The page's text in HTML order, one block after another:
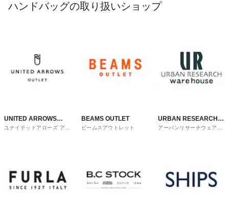
ハンドバッグの取り扱いショップ
UNITED ARROWS
OUTLET
ユナイテッドアローズ アウ
BEAMS OUTLET
ビームスアウトレット
URBAN RESEARCH
ware house
アーバンリサーチウェアハ